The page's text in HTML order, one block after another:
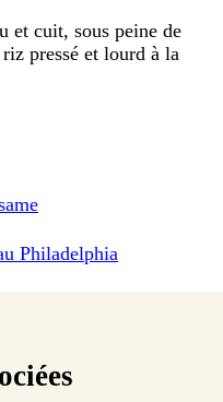
et cuit, sous peine de
pressé et lourd à la
Philadelphia